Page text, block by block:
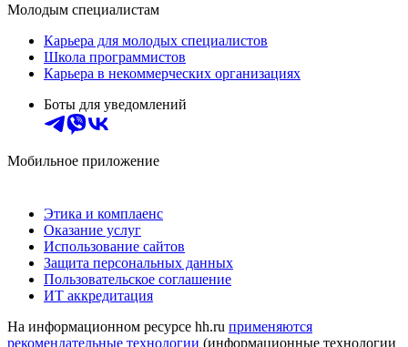
Молодым специалистам
Карьера для молодых специалистов
Школа программистов
Карьера в некоммерческих организациях
Боты для уведомлений
Мобильное приложение
Этика и комплаенс
Оказание услуг
Использование сайтов
Защита персональных данных
Пользовательское соглашение
ИТ аккредитация
На информационном ресурсе hh.ru применяются
рекомендательные технологии (информационные технологии